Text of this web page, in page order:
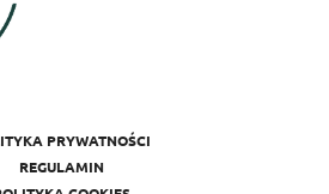
PRYWATNOŚCI
REGULAMIN